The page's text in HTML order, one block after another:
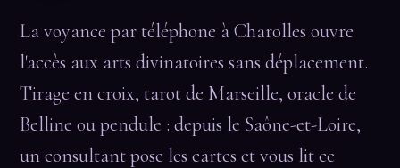
La voyance par téléphone à Charolles ouvre
l'accès aux arts divinatoires sans déplacement.
Tirage en croix, tarot de Marseille, oracle de
Belline ou pendule : depuis le Saône-et-Loire,
un consultant pose les cartes et vous lit ce